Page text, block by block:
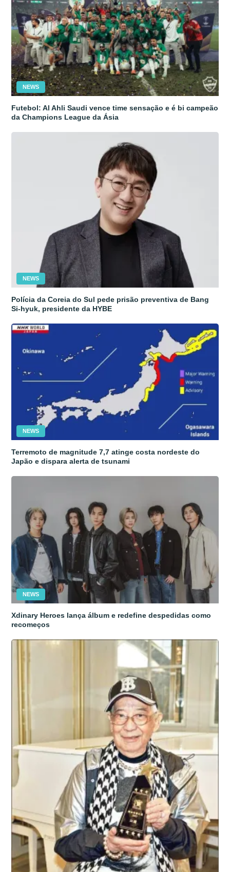
NEWS
Futebol: Al Ahli Saudi vence time sensação e é bi campeão
da Champions League da Ásia
NEWS
Polícia da Coreia do Sul pede prisão preventiva de Bang
Si-hyuk, presidente da HYBE
NEWS
Terremoto de magnitude 7,7 atinge costa nordeste do
Japão e dispara alerta de tsunami
NEWS
Xdinary Heroes lança álbum e redefine despedidas como
recomeços